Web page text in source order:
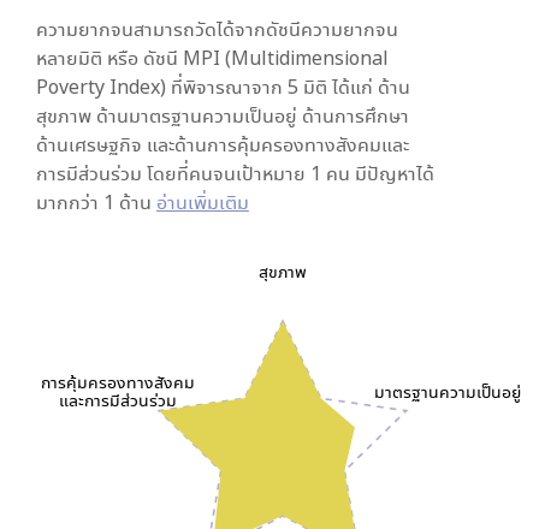
ความยากจนสามารถวัดได้จากดัชนีความยากจน
หลายมิติ หรือ ดัชนี MPI (Multidimensional
Poverty Index) ที่พิจารณาจาก 5 มิติ ได้แก่ ด้าน
สุขภาพ ด้านมาตรฐานความเป็นอยู่ ด้านการศึกษา
ด้านเศรษฐกิจ และด้านการคุ้มครองทางสังคมและ
การมีส่วนร่วม โดยที่คนจนเป้าหมาย 1 คน มีปัญหาได้
มากกว่า 1 ด้าน อ่านเพิ่มเติม
สุขภาพ
มาตรฐานความเป็นอยู่
การคุ้มครองทางสังคม
และการมีส่วนร่วม